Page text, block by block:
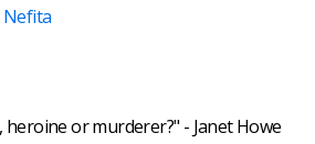
Nefita
heroine or murderer?" - Janet Howe